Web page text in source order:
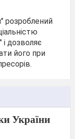
розроблений
дозволяє
його при
України